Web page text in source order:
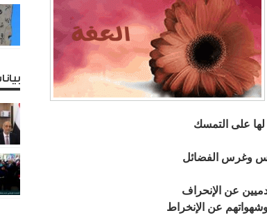
لها على التمسك
وغرس الفضائل
عن الإنحراف
عن الإنخراط